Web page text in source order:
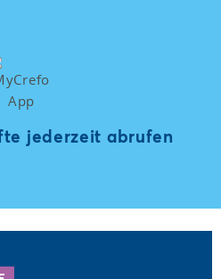
jederzeit abrufen